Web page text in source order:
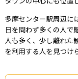
多摩センター駅周辺に
日を問わず多くの人で
人も多く、少し離れた
を利用する人を見つけ